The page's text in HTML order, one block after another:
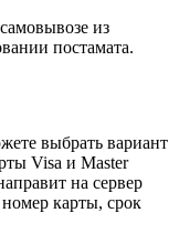
из
постамата.
выбрать вариант
Visa и Master
на сервер
карты, срок